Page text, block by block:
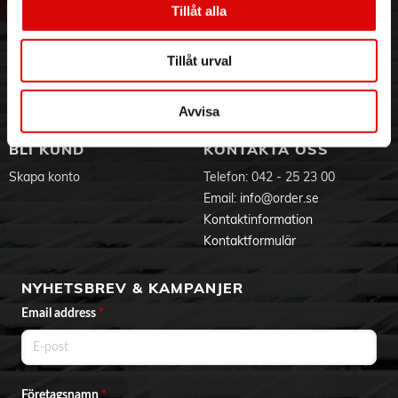
Tillåt alla
Tillåt urval
Avvisa
- Byggd för att hålla: 100% vattentät, denna kroppstrimmer
- Trimma till rätt längd: Denna Body Groomer kommer med
en kroppskam (3 mm), en känslig kam och en
Visselblåsning
Aktuellt på Order
Ansökan om RMA
Godsefterlysning & Felleverans
Integritetspolicy
Om cookies
BLI KUND
Skapa konto
KONTAKTA OSS
Telefon: 042 - 25 23 00
Email: info@order.se
Kontaktinformation
Kontaktformulär
NYHETSBREV & KAMPANJER
Email address *
Företagsnamn *